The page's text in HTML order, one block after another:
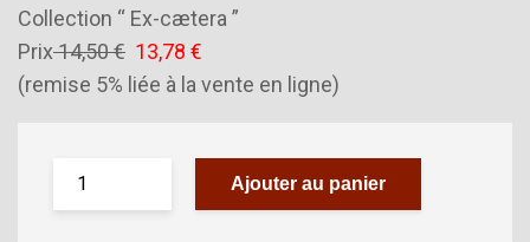
Collection “ Ex-cætera ”
Prix14,50 € 13,78 €
(remise 5% liée à la vente en ligne)
Ajouter au panier